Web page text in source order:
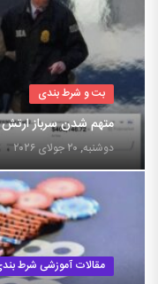
بت و شرط بندی
متهم شدن سرباز
دوشنبه, ۲۰ جولای ۲۰۲۶
مقالات آموزشی شرط